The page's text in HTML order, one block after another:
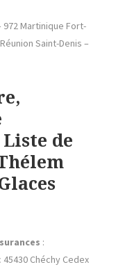
972 Martinique Fort-
Saint-Denis –
de
:
45430 Chéchy Cedex